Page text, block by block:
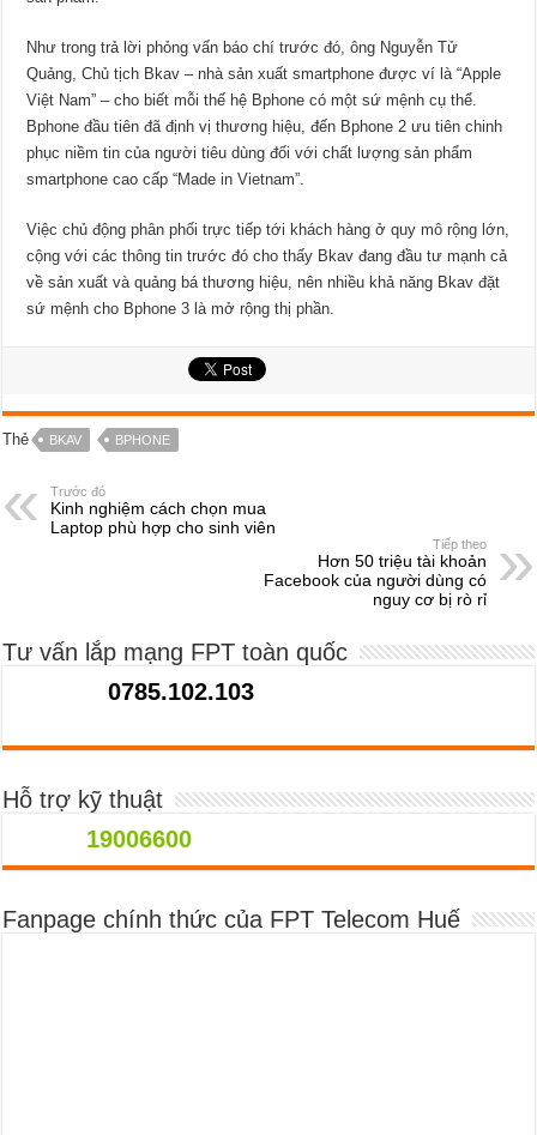
Như trong trả lời phỏng vấn báo chí trước đó, ông Nguyễn Tử
Quảng, Chủ tịch Bkav – nhà sản xuất smartphone được ví là “Apple
Việt Nam” – cho biết mỗi thế hệ Bphone có một sứ mệnh cụ thể.
Bphone đầu tiên đã định vị thương hiệu, đến Bphone 2 ưu tiên chinh
phục niềm tin của người tiêu dùng đối với chất lượng sản phẩm
smartphone cao cấp “Made in Vietnam”.
Việc chủ động phân phối trực tiếp tới khách hàng ở quy mô rộng lớn,
cộng với các thông tin trước đó cho thấy Bkav đang đầu tư mạnh cả
về sản xuất và quảng bá thương hiệu, nên nhiều khả năng Bkav đặt
sứ mệnh cho Bphone 3 là mở rộng thị phần.
Thẻ BKAV BPHONE
Trước đó
Kinh nghiệm cách chọn mua
Laptop phù hợp cho sinh viên
Tiếp theo
Hơn 50 triệu tài khoản
Facebook của người dùng có
nguy cơ bị rò rỉ
Tư vấn lắp mạng FPT toàn quốc
0785.102.103
Hỗ trợ kỹ thuật
19006600
Fanpage chính thức của FPT Telecom Huế